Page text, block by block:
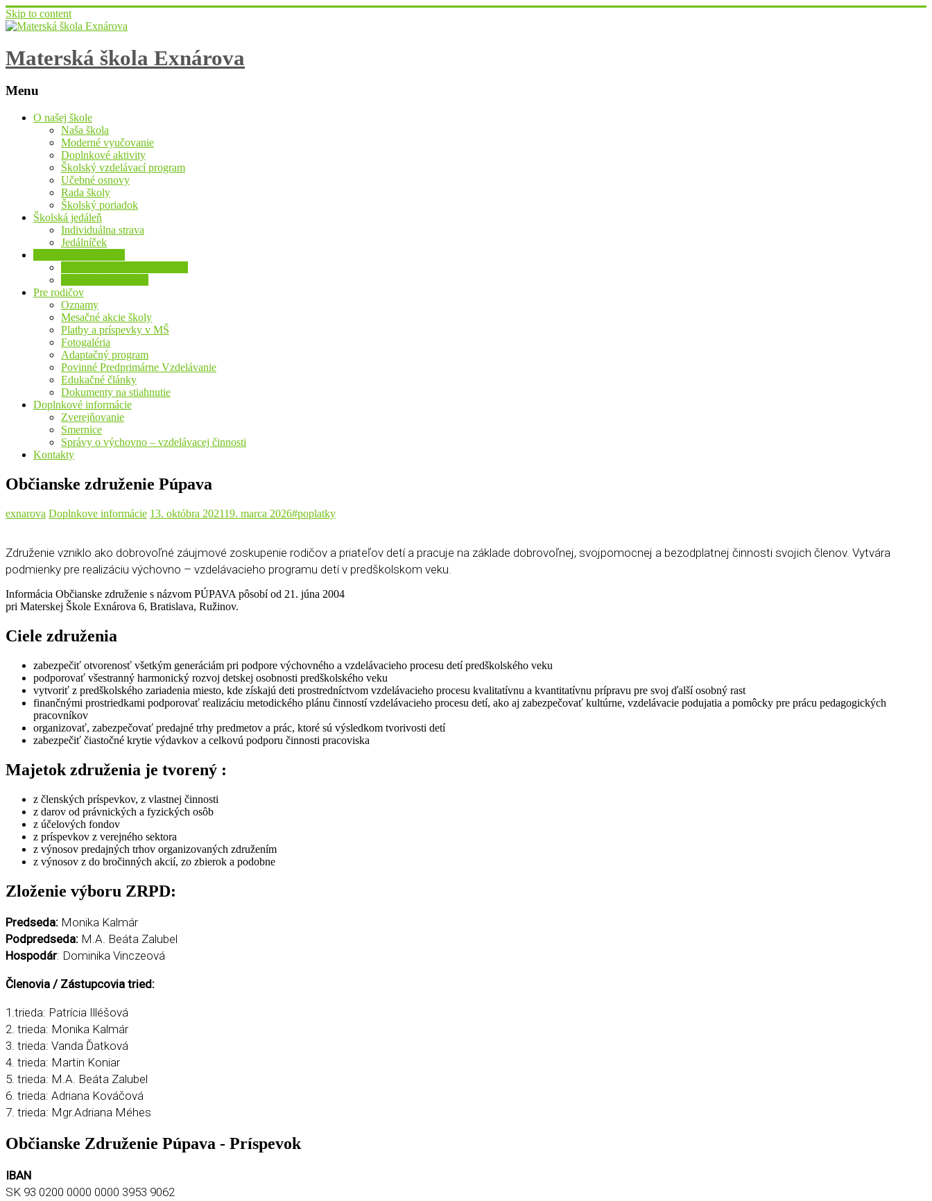
Skip to content
Materská škola Exnárova
Menu
O našej škole
Naša škola
Moderné vyučovanie
Doplnkové aktivity
Školský vzdelávací program
Učebné osnovy
Rada školy
Školský poriadok
Školská jedáleň
Individuálna strava
Jedálníček
Pre rodičov
Oznamy
Mesačné akcie školy
Platby a príspevky v MŠ
Fotogaléria
Adaptačný program
Povinné Predprimárne Vzdelávanie
Edukačné články
Dokumenty na stiahnutie
Doplnkové informácie
Zverejňovanie
Smernice
Správy o výchovno – vzdelávacej činnosti
Kontakty
Občianske združenie Púpava
exnarova Doplnkove informácie 13. októbra 202119. marca 2026#poplatky
Združenie vzniklo ako dobrovoľné záujmové zoskupenie rodičov a priateľov detí a pracuje na základe dobrovoľnej, svojpomocnej a bezodplatnej činnosti svojich členov. Vytvára
podmienky pre realizáciu výchovno – vzdelávacieho programu detí v predškolskom veku.
Informácia Občianske združenie s názvom PÚPAVA pôsobí od 21. júna 2004
pri Materskej Škole Exnárova 6, Bratislava, Ružinov.
Ciele združenia
zabezpečiť otvorenosť všetkým generáciám pri podpore výchovného a vzdelávacieho procesu detí predškolského veku
podporovať všestranný harmonický rozvoj detskej osobnosti predškolského veku
vytvoriť z predškolského zariadenia miesto, kde získajú deti prostredníctvom vzdelávacieho procesu kvalitatívnu a kvantitatívnu prípravu pre svoj ďalší osobný rast
finančnými prostriedkami podporovať realizáciu metodického plánu činností vzdelávacieho procesu detí, ako aj zabezpečovať kultúrne, vzdelávacie podujatia a pomôcky pre prácu pedagogických
pracovníkov
organizovať, zabezpečovať predajné trhy predmetov a prác, ktoré sú výsledkom tvorivosti detí
zabezpečiť čiastočné krytie výdavkov a celkovú podporu činnosti pracoviska
Majetok združenia je tvorený :
z členských príspevkov, z vlastnej činnosti
z darov od právnických a fyzických osôb
z účelových fondov
z príspevkov z verejného sektora
z výnosov predajných trhov organizovaných združením
z výnosov z do bročinných akcií, zo zbierok a podobne
Zloženie výboru ZRPD:​
Predseda: Monika Kalmár
Podpredseda: M.A. Beáta Zalubel
Hospodár: Dominika Vinczeová
Členovia / Zástupcovia tried:
1.trieda: Patrícia Illéšová
2. trieda: Monika Kalmár
3. trieda: Vanda Ďatková
4. trieda: Martin Koniar
5. trieda: M.A. Beáta Zalubel
6. trieda: Adriana Kováčová
7. trieda: Mgr.Adriana Méhes
Občianske Združenie Púpava - Príspevok
IBAN
SK 93 0200 0000 0000 3953 9062